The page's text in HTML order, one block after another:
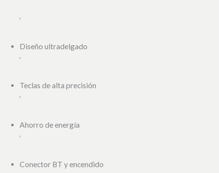
‘
Diseño ultradelgado
‘
Teclas de alta precisión
‘
Ahorro de energía
‘
Conector BT y encendido